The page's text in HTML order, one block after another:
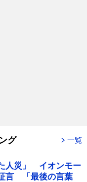
グ 一覧
人災」 イオンモー
言 「最後の言葉